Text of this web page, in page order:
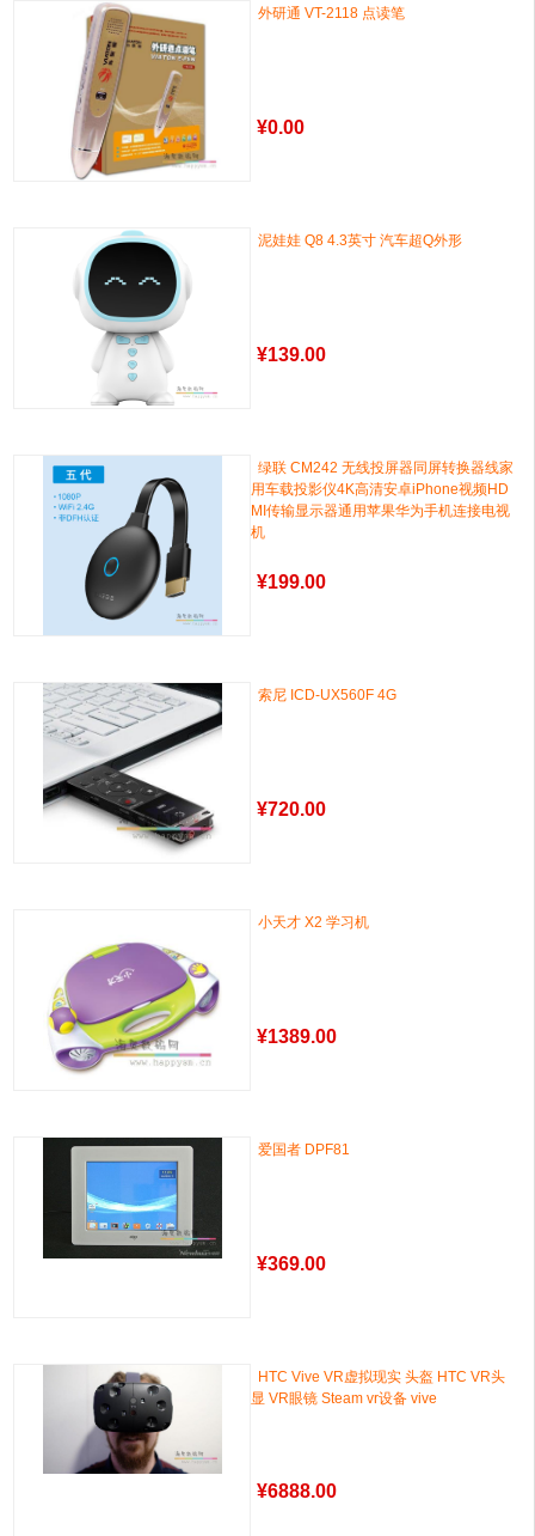
外研通 VT-2118 点读笔
¥0.00
泥娃娃 Q8 4.3英寸 汽车超Q外形
¥139.00
绿联 CM242 无线投屏器同屏转换器线家
用车载投影仪4K高清安卓iPhone视频HD
MI传输显示器通用苹果华为手机连接电视
机
¥199.00
索尼 ICD-UX560F 4G
¥720.00
小天才 X2 学习机
¥1389.00
爱国者 DPF81
¥369.00
HTC Vive VR虚拟现实 头盔 HTC VR头
显 VR眼镜 Steam vr设备 vive
¥6888.00